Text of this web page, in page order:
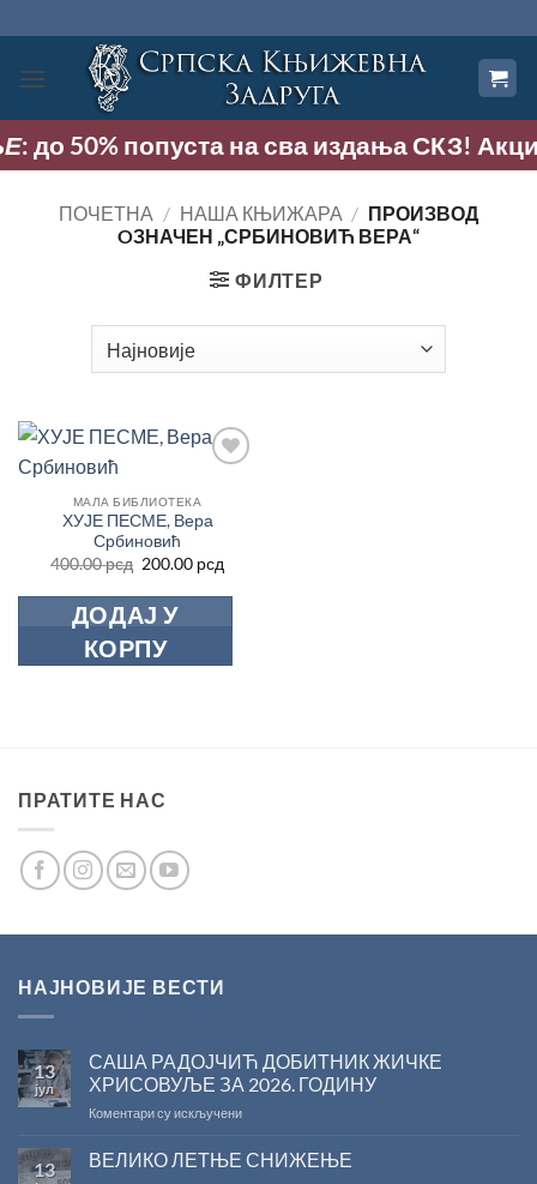
на
садржај
до 50% попуста на сва издања СКЗ! Акција
ПОЧЕТНА / НАША КЊИЖАРА / ПРОИЗВОД
OЗНАЧЕН „СРБИНОВИЋ ВЕРА“
ФИЛТЕР
жеља
МАЛА БИБЛИОТЕКА
ХУЈЕ ПЕСМЕ, Вера
Србиновић
400.00рсд Оригинална
је
била:
400.00 рсд.
200.00 рсд
цена
је:
ДОДАЈ У
КОРПУ
ПРАТИТЕ НАС
НАЈНОВИЈЕ ВЕСТИ
13
јул
САША РАДОЈЧИЋ ДОБИТНИК ЖИЧКЕ
ХРИСОВУЉЕ ЗА 2026. ГОДИНУ
Коментари су искљученина
РАДОЈЧИЋ
ДОБИТНИК
13 ВЕЛИКО ЛЕТЊЕ СНИЖЕЊЕ